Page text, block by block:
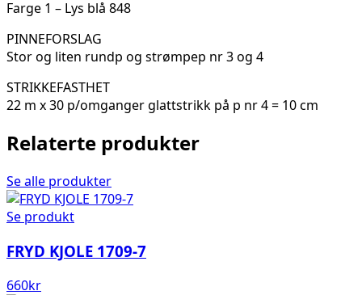
Farge 1 – Lys blå 848
PINNEFORSLAG
Stor og liten rundp og strømpep nr 3 og 4
STRIKKEFASTHET
22 m x 30 p/omganger glattstrikk på p nr 4 = 10 cm
Relaterte produkter
Se alle produkter
Se produkt
FRYD KJOLE 1709-7
660kr